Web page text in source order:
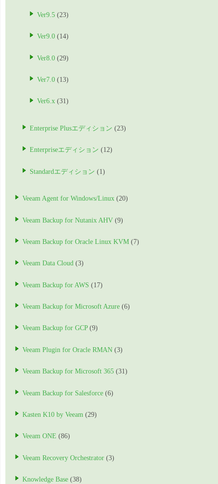
Ver9.5 (23)
Ver9.0 (14)
Ver8.0 (29)
Ver7.0 (13)
Ver6.x (31)
Enterprise Plusエディション (23)
Enterpriseエディション (12)
Standardエディション (1)
Veeam Agent for Windows/Linux (20)
Veeam Backup for Nutanix AHV (9)
Veeam Backup for Oracle Linux KVM (7)
Veeam Data Cloud (3)
Veeam Backup for AWS (17)
Veeam Backup for Microsoft Azure (6)
Veeam Backup for GCP(9)
Veeam Plugin for Oracle RMAN (3)
Veeam Backup for Microsoft 365 (31)
Veeam Backup for Salesforce (6)
Kasten K10 by Veeam (29)
Veeam ONE (86)
Veeam Recovery Orchestrator (3)
Knowledge Base (38)